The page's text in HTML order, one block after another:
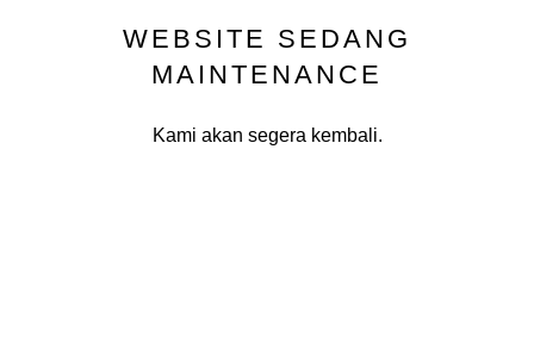
WEBSITE SEDANG
MAINTENANCE
Kami akan segera kembali.